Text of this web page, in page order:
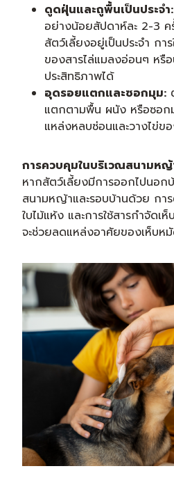
ดูดฝุ่นและถูพื้นเป็นประจำ:
อย่างน้อยสัปดาห์ละ 2-3 ค
สัตว์เลี้ยงอยู่เป็นประจำ ก
ของสารไล่แมลงอ่อนๆ หรื
ประสิทธิภาพได้
อุดรอยแตกและซอกมุม:
แตกตามพื้น ผนัง หรือซอก
แหล่งหลบซ่อนและวางไข่ข
การควบคุมในบริเวณสนามห
หากสัตว์เลี้ยงมีการออกไปนอก
สนามหญ้าและรอบบ้านด้วย กา
ใบไม้แห้ง และการใช้สารกำจัด
จะช่วยลดแหล่งอาศัยของเห็บห